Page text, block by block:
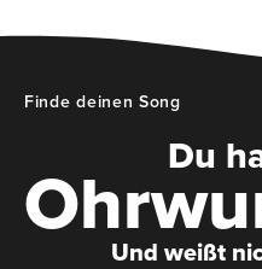
Finde deinen Song
Du
Und weißt